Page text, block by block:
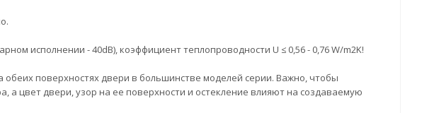
исполнении - 40dB), коэффициент теплопроводности U ≤ 0,56 - 0,76 W/m2K!
поверхностях двери в большинстве моделей серии. Важно, чтобы
а цвет двери, узор на ее поверхности и остекление влияют на создаваемую